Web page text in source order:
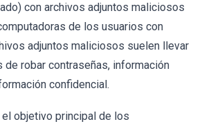
con archivos adjuntos maliciosos
de los usuarios con
adjuntos maliciosos suelen llevar
de robar contraseñas, información
confidencial.
el objetivo principal de los